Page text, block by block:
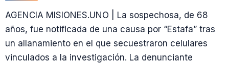
AGENCIA MISIONES.UNO | La sospechosa, de 68
años, fue notificada de una causa por “Estafa” tras
un allanamiento en el que secuestraron celulares
vinculados a la investigación. La denunciante